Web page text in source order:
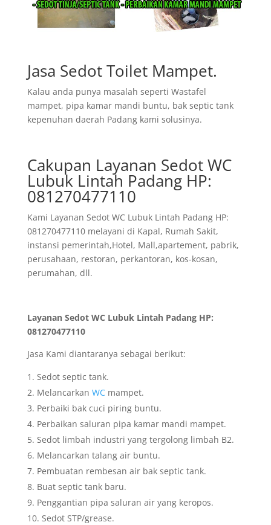
Jasa Sedot Toilet Mampet.
Kalau anda punya masalah seperti Wastafel
mampet, pipa kamar mandi buntu, bak septic tank
kepenuhan daerah Padang kami solusinya.
Cakupan Layanan Sedot WC
Lubuk Lintah Padang HP:
081270477110
Kami Layanan Sedot WC Lubuk Lintah Padang HP:
081270477110 melayani di Kapal, Rumah Sakit,
instansi pemerintah,Hotel, Mall,apartement, pabrik,
perusahaan, restoran, perkantoran, kos-kosan,
perumahan, dll.
Layanan Sedot WC Lubuk Lintah Padang HP:
081270477110
Jasa Kami diantaranya sebagai berikut:
Sedot septic tank.
Melancarkan WCmampet.
Perbaiki bak cuci piring buntu.
Perbaikan saluran pipa kamar mandi mampet.
Sedot limbah industri yang tergolong limbah B2.
Melancarkan talang air buntu.
Pembuatan rembesan air bak septic tank.
Buat septic tank baru.
Penggantian pipa saluran air yang keropos.
Sedot STP/grease.